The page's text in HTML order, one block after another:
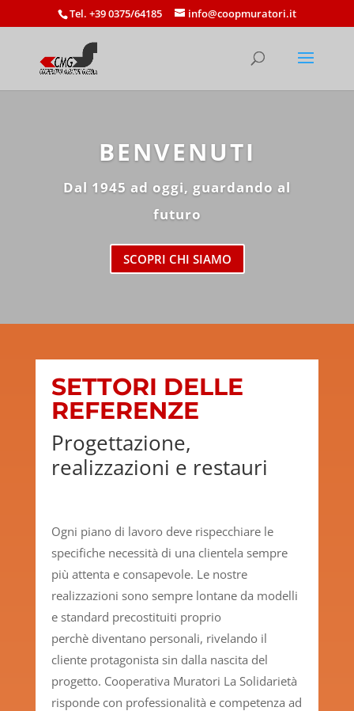
Tel. +39 0375/64185 info@coopmuratori.it
BENVENUTI
Dal 1945 ad oggi, guardando al
futuro
SCOPRI CHI SIAMO
SETTORI DELLE
REFERENZE
Progettazione,
realizzazioni e restauri
Ogni piano di lavoro deve rispecchiare le
specifiche necessità di una clientela sempre
più attenta e consapevole. Le nostre
realizzazioni sono sempre lontane da modelli
e standard precostituiti proprio
perchè diventano personali, rivelando il
cliente protagonista sin dalla nascita del
progetto. Cooperativa Muratori La Solidarietà
risponde con professionalità e competenza ad